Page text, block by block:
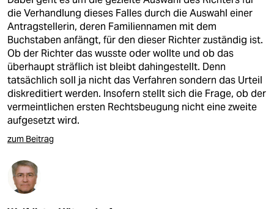
die Verhandlung dieses Falles durch die Auswahl einer
Antragstellerin, deren Familiennamen mit dem
Buchstaben anfängt, für den dieser Richter zuständig ist.
Ob der Richter das wusste oder wollte und ob das
überhaupt sträflich ist bleibt dahingestellt. Denn
tatsächlich soll ja nicht das Verfahren sondern das Urteil
diskreditiert werden. Insofern stellt sich die Frage, ob der
vermeintlichen ersten Rechtsbeugung nicht eine zweite
aufgesetzt wird.
zum Beitrag